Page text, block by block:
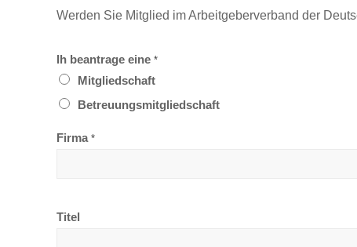
Werden Sie Mitglied im Arbeitgeberverband der
Ih beantrage eine *
Mitgliedschaft
Betreuungsmitgliedschaft
Firma *
Titel